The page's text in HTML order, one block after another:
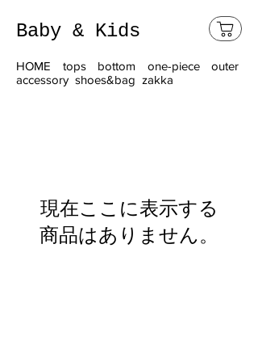
Baby & Kids
HOME tops bottom one-piece
outer
accessory shoes&bag zakka
現在ここに表示する
商品はありません。